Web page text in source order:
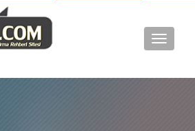
Menu